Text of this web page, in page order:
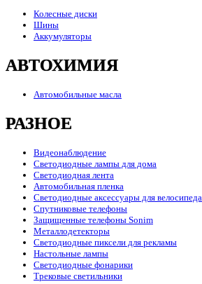
Колесные диски
Шины
Аккумуляторы
АВТОХИМИЯ
Автомобильные масла
РАЗНОЕ
Видеонаблюдение
Светодиодные лампы для дома
Светодиодная лента
Автомобильная пленка
Светодиодные аксессуары для велосипеда
Спутниковые телефоны
Защищенные телефоны Sonim
Металлодетекторы
Светодиодные пиксели для рекламы
Настольные лампы
Светодиодные фонарики
Трековые светильники